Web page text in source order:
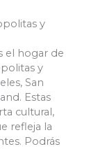
y
el hogar de
y
San
Estas
cultural,
refleja la
Podrás
tus
y
sitio,
la
de